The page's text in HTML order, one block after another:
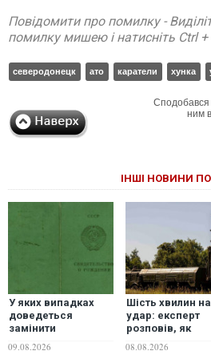
Повідомити про помилку -
помилку мишею і натисніть Ctrl +
северодонецк ато каратели хунка
Сподобався
ним
ІНШІ НОВИНИ ПО
У яких випадках
доведеться
замінити
свідоцтво про
09.08.2026
Шість хвилин на
удар: експерт
розповів, як
знищувати
08.08.2026